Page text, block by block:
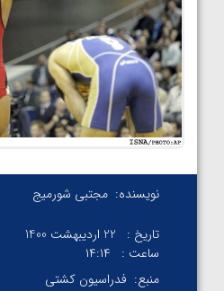
نویسنده: مجتبی شورمیج
تاریخ :
22 اردیبهشت 1400
ساعت :
۱۴:۱۴
منبع: فدراسیون کشتی